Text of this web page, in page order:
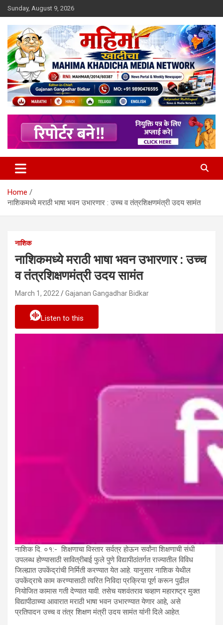
Skip
to
content
Sunday, August 9, 2026
Mahimakhadicha
Home
नाशिकमध्ये मराठी भाषा भवन उभारणार : उच्च व तंत्रशिक्षणमंत्री उदय सामंत
नाशिक
नाशिकमध्ये मराठी भाषा भवन उभारणार : उच्च
व तंत्रशिक्षणमंत्री उदय सामंत
March 1, 2022 Gajanan Gangadhar Bidkar
Listen to this
नाशिक दि. ०१:- शिक्षणाचा विस्तार सर्वत्र होऊन सर्वांना शिक्षणाची संधी
उपलब्ध होण्यासाठी सावित्रीबाई फुले पुणे विद्यापीठांतर्गत राज्यातील विविध
जिल्ह्यात उपकेंद्रांची निर्मिती करण्यात येत आहे. यानुसार नाशिक येथील
उपकेंद्राचे काम करण्यासाठी त्वरित निविदा प्रक्रिया पूर्ण करून पुढील
नियोजित कामास गती देण्यात यावी. तसेच यशवंतराव चव्हाण महाराष्ट्र मुक्त
विद्यापीठाच्या आवारात मराठी भाषा भवन उभारण्यात येणार आहे, असे
प्रतिपादन उच्च व तंत्र शिक्षण मंत्री उदय सामंत यांनी दिले आहेत.